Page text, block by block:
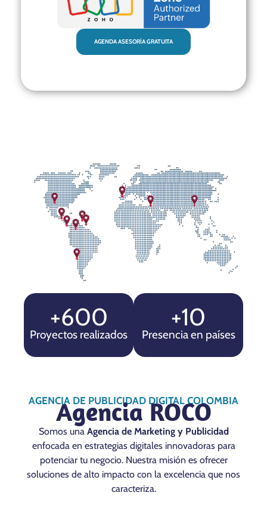
AGENDA ASESORÍA GRATUITA
+600
Proyectos realizados
+10
Presencia en países
AGENCIA DE PUBLICIDAD DIGITAL COLOMBIA
Agencia ROCO
Somos una Agencia de Marketing y Publicidad
enfocada en estrategias digitales innovadoras para
potenciar tu negocio. Nuestra misión es ofrecer
soluciones de alto impacto con la excelencia que nos
caracteriza.